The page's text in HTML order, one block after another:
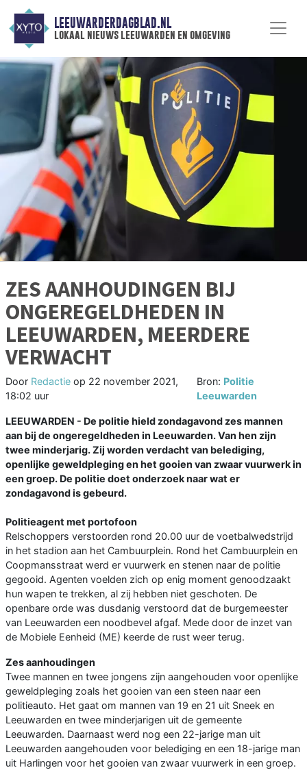
LEEUWARDERDAGBLAD.NL
lokaal nieuws leeuwarden en omgeving
ZES AANHOUDINGEN BIJ
ONGEREGELDHEDEN IN
LEEUWARDEN, MEERDERE
VERWACHT
Door Redactie op 22 november 2021,
18:02 uur
Bron: Politie
Leeuwarden
LEEUWARDEN - De politie hield zondagavond zes mannen
aan bij de ongeregeldheden in Leeuwarden. Van hen zijn
twee minderjarig. Zij worden verdacht van belediging,
openlijke geweldpleging en het gooien van zwaar vuurwerk in
een groep. De politie doet onderzoek naar wat er
zondagavond is gebeurd.
Politieagent met portofoon
Relschoppers verstoorden rond 20.00 uur de voetbalwedstrijd
in het stadion aan het Cambuurplein. Rond het Cambuurplein en
Coopmansstraat werd er vuurwerk en stenen naar de politie
gegooid. Agenten voelden zich op enig moment genoodzaakt
hun wapen te trekken, al zij hebben niet geschoten. De
openbare orde was dusdanig verstoord dat de burgemeester
van Leeuwarden een noodbevel afgaf. Mede door de inzet van
de Mobiele Eenheid (ME) keerde de rust weer terug.
Zes aanhoudingen
Twee mannen en twee jongens zijn aangehouden voor openlijke
geweldpleging zoals het gooien van een steen naar een
politieauto. Het gaat om mannen van 19 en 21 uit Sneek en
Leeuwarden en twee minderjarigen uit de gemeente
Leeuwarden. Daarnaast werd nog een 22-jarige man uit
Leeuwarden aangehouden voor belediging en een 18-jarige man
uit Harlingen voor het gooien van zwaar vuurwerk in een groep.